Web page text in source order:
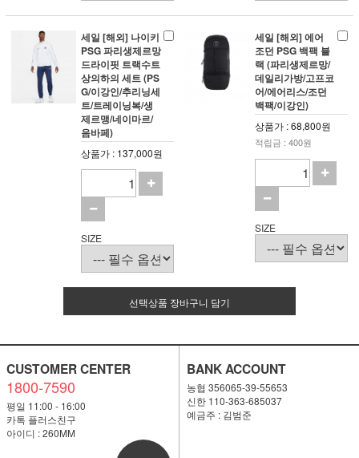
세일 [해외] 나이키
PSG 파리생제르망
드라이핏 트랙수트
상의하의 세트 (PS
G/이강인/추리닝세
트/트레이닝복/생
제르맹/네이마르/
음바페)
상품가 : 137,000원
SIZE
세일 [해외] 에어
조던 PSG 백팩 블
랙 (파리생제르망/
데일리가방/고프코
어/에어리스/조던
백팩/이강인)
상품가 : 68,800원
적립금 : 400원
SIZE
선택상품 장바구니 담기
CUSTOMER CENTER
1800-7590
평일 11:00 - 16:00
카톡 플러스친구
아이디 : 260MM
BANK ACCOUNT
농협 356065-39-55653
신한 110-363-685037
예금주 : 김범준